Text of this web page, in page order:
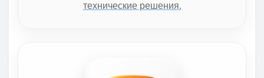
технические решения.